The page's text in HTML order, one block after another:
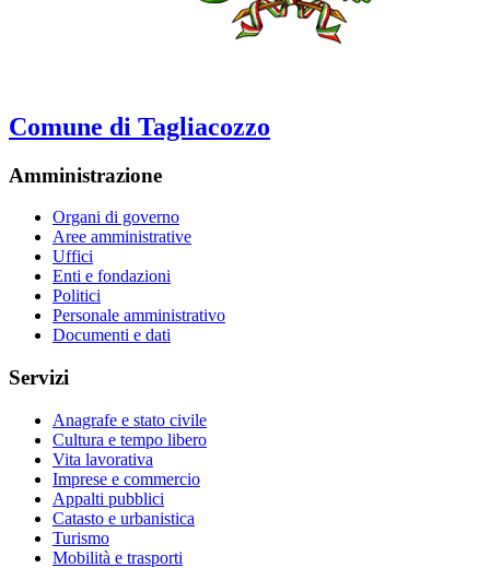
Comune di Tagliacozzo
Amministrazione
Organi di governo
Aree amministrative
Uffici
Enti e fondazioni
Politici
Personale amministrativo
Documenti e dati
Servizi
Anagrafe e stato civile
Cultura e tempo libero
Vita lavorativa
Imprese e commercio
Appalti pubblici
Catasto e urbanistica
Turismo
Mobilità e trasporti